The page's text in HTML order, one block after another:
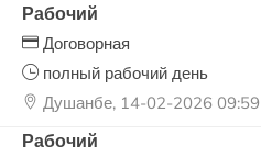
Рабочий
Договорная
полный рабочий день
Душанбе, 14-02-2026 09:59
Рабочий